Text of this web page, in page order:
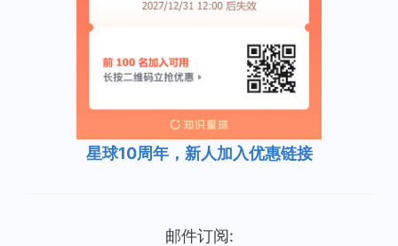
星球10周年，新人加入优惠链接
邮件订阅: